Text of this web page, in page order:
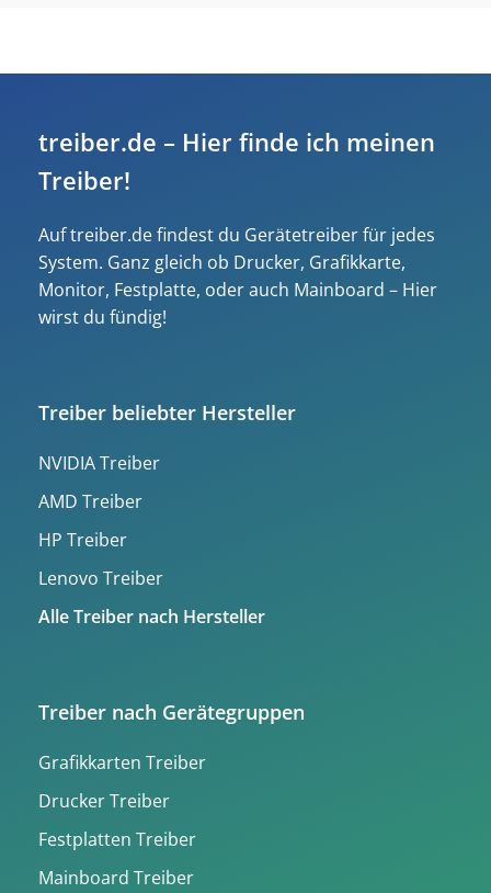
treiber.de – Hier finde ich meinen
Treiber!
Auf treiber.de findest du Gerätetreiber für jedes
System. Ganz gleich ob Drucker, Grafikkarte,
Monitor, Festplatte, oder auch Mainboard – Hier
wirst du fündig!
Treiber beliebter Hersteller
NVIDIA Treiber
AMD Treiber
HP Treiber
Lenovo Treiber
Alle Treiber nach Hersteller
Treiber nach Gerätegruppen
Grafikkarten Treiber
Drucker Treiber
Festplatten Treiber
Mainboard Treiber